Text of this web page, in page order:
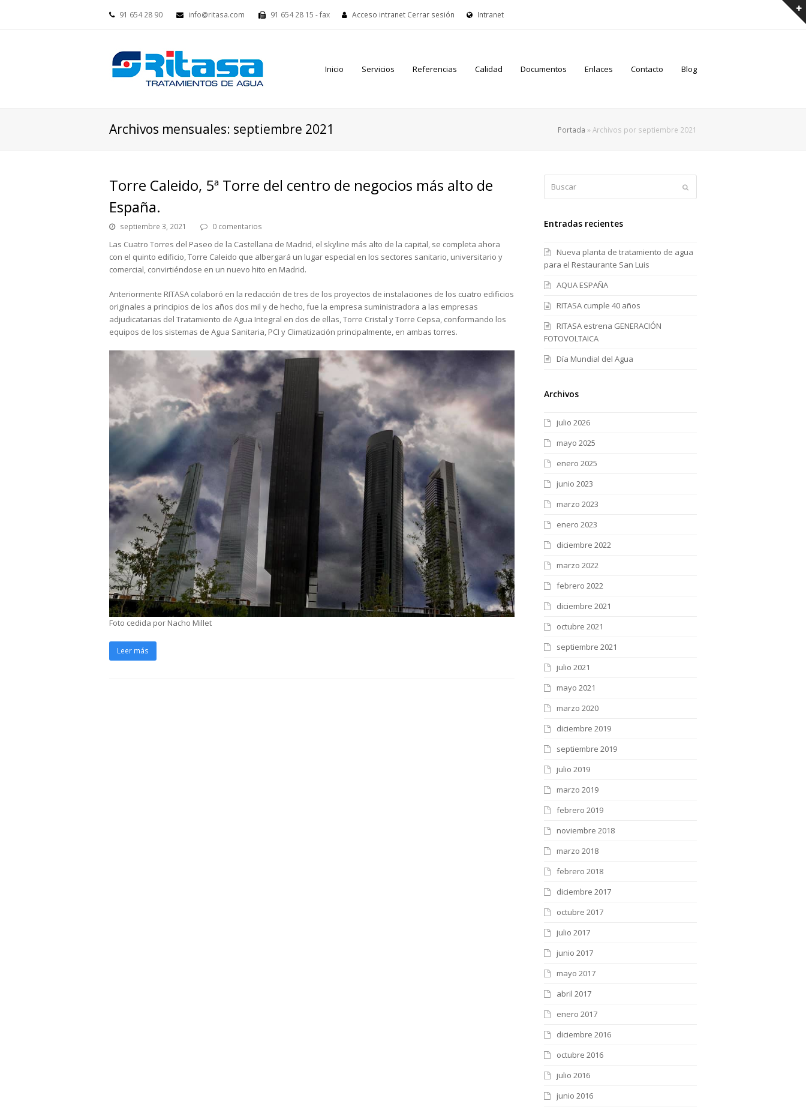
91 654 28 90 info@ritasa.com 91 654 28 15 - fax Acceso intranet Cerrar sesión Intranet
Inicio Servicios Referencias Calidad Documentos Enlaces Contacto Blog
Archivos mensuales: septiembre 2021 Portada » Archivos por septiembre 2021
Torre Caleido, 5ª Torre del centro de negocios más alto de
España.
septiembre 3, 2021 0 comentarios
Las Cuatro Torres del Paseo de la Castellana de Madrid, el skyline más alto de la capital, se completa ahora
con el quinto edificio, Torre Caleido que albergará un lugar especial en los sectores sanitario, universitario y
comercial, convirtiéndose en un nuevo hito en Madrid.
Anteriormente RITASA colaboró en la redacción de tres de los proyectos de instalaciones de los cuatro edificios
originales a principios de los años dos mil y de hecho, fue la empresa suministradora a las empresas
adjudicatarias del Tratamiento de Agua Integral en dos de ellas, Torre Cristal y Torre Cepsa, conformando los
equipos de los sistemas de Agua Sanitaria, PCI y Climatización principalmente, en ambas torres.
Foto cedida por Nacho Millet
Leer más
Entradas recientes
Nueva planta de tratamiento de agua
para el Restaurante San Luis
AQUA ESPAÑA
RITASA cumple 40 años
RITASA estrena GENERACIÓN
FOTOVOLTAICA
Día Mundial del Agua
Archivos
julio 2026
mayo 2025
enero 2025
junio 2023
marzo 2023
enero 2023
diciembre 2022
marzo 2022
febrero 2022
diciembre 2021
octubre 2021
septiembre 2021
julio 2021
mayo 2021
marzo 2020
diciembre 2019
septiembre 2019
julio 2019
marzo 2019
febrero 2019
noviembre 2018
marzo 2018
febrero 2018
diciembre 2017
octubre 2017
julio 2017
junio 2017
mayo 2017
abril 2017
enero 2017
diciembre 2016
octubre 2016
julio 2016
junio 2016